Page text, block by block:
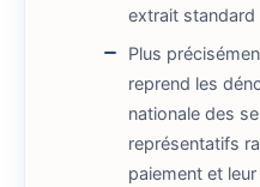
extrait standard
Plus
reprend les
nationale des
représentatifs
paiement et